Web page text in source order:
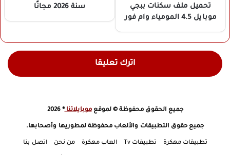
تحميل ملف سكنات ببجي
موبايل 4.5 المومياء وام فور
سنة 2026 مجانًا
اترك تعليقا
جميع الحقوق محفوظة © لموقعموبايلاتنا® 2026
جميع حقوق التطبيقات والألعاب محفوظة لمطوريها وأصحابها.
تطبيقات مهكرة تطبيقات Tv العاب مهكرة من نحن اتصل بنا